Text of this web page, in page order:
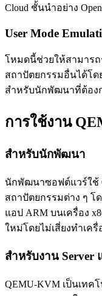
Cloud ชั้นนำอย่าง
User Mode
โหมดนี้ช่วยให้สามาร
สถาปัตยกรรมอื่นได้โด
สำหรับนักพัฒนาที่ต้อง
การใช้งาน
สำหรับนักพัฒนา
นักพัฒนาซอฟต์แวร์ใช้
สถาปัตยกรรมต่าง ๆ โ
แอป ARM บนเครื่อง
ใหม่โดยไม่เสี่ยงทำเครื่
สำหรับงาน Server
QEMU-KVM เป็นเทค